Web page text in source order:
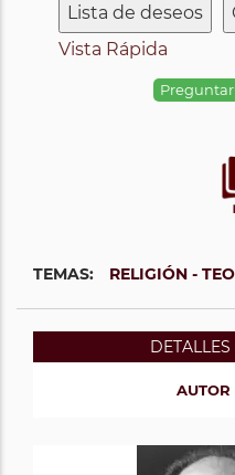
Lista de deseos
Vista Rápida
TEMAS: RELIGIÓN -
AUTOR